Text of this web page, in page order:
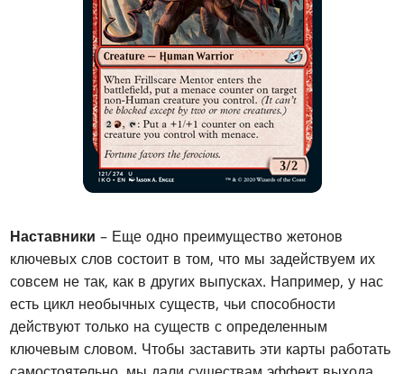
Наставники – Еще одно преимущество жетонов
ключевых слов состоит в том, что мы задействуем их
совсем не так, как в других выпусках. Например, у нас
есть цикл необычных существ, чьи способности
действуют только на существ с определенным
ключевым словом. Чтобы заставить эти карты работать